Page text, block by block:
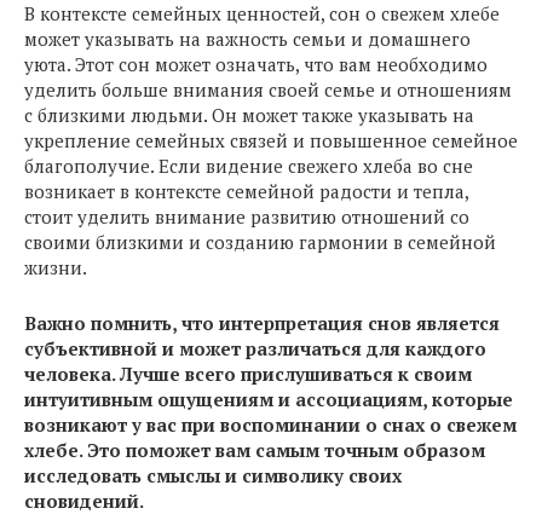
В контексте семейных ценностей, сон о свежем хлебе
может указывать на важность семьи и домашнего
уюта. Этот сон может означать, что вам необходимо
уделить больше внимания своей семье и отношениям
с близкими людьми. Он может также указывать на
укрепление семейных связей и повышенное семейное
благополучие. Если видение свежего хлеба во сне
возникает в контексте семейной радости и тепла,
стоит уделить внимание развитию отношений со
своими близкими и созданию гармонии в семейной
жизни.
Важно помнить, что интерпретация снов является
субъективной и может различаться для каждого
человека. Лучше всего прислушиваться к своим
интуитивным ощущениям и ассоциациям, которые
возникают у вас при воспоминании о снах о свежем
хлебе. Это поможет вам самым точным образом
исследовать смыслы и символику своих
сновидений.